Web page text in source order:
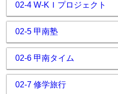
02-4 W-KＩプロジェクト
02-5 甲南塾
02-6 甲南タイム
02-7 修学旅行